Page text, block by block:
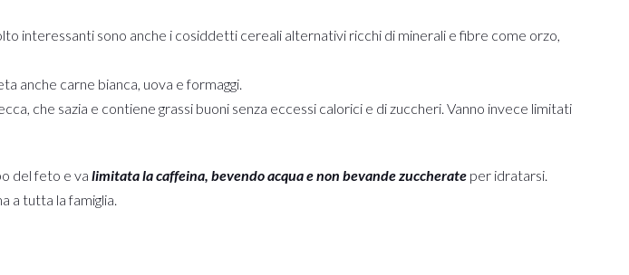
interessanti sono anche i cosiddetti cereali alternativi ricchi di minerali e fibre come orzo,
anche carne bianca, uova e formaggi.
che sazia e contiene grassi buoni senza eccessi calorici e di zuccheri. Vanno invece limitati
del feto e va limitata la caffeina, bevendo acqua e non bevande zuccherateper idratarsi.
a tutta la famiglia.